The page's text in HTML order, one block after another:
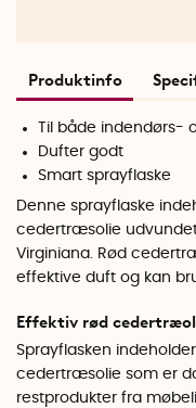
Produktinfo
Til både indendørs-
Dufter godt
Smart sprayflaske
Denne sprayflaske
cedertræsolie
Virginiana. Rød
effektive duft og kan
Effektiv rød
Sprayflasken indeholder
cedertræsolie som er
restprodukter fra